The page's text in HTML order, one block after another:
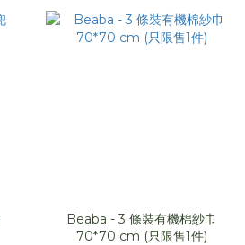
Beaba - 3 條裝有機棉紗巾
70*70 cm (只限售1件)